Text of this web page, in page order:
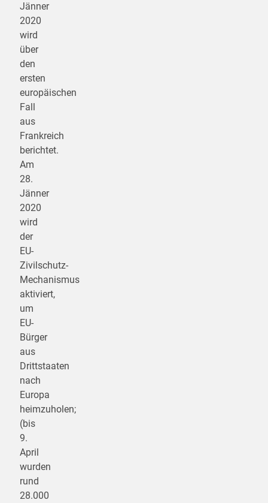
Jänner
2020
wird
über
den
ersten
europäischen
Fall
aus
Frankreich
berichtet.
Am
28.
Jänner
2020
wird
der
EU-
Zivilschutz-
Mechanismus
aktiviert,
um
EU-
Bürger
aus
Drittstaaten
nach
Europa
heimzuholen;
(bis
9.
April
wurden
rund
28.000